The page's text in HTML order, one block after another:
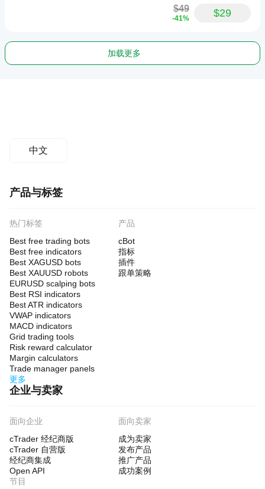
$49
-41% $29
加载更多
中文
产品与标签
热门标签
Best free trading bots
Best free indicators
Best XAGUSD bots
Best XAUUSD robots
EURUSD scalping bots
Best RSI indicators
Best ATR indicators
VWAP indicators
MACD indicators
Grid trading tools
Risk reward calculator
Margin calculators
Trade manager panels
更多
产品
cBot
指标
插件
跟单策略
企业与卖家
面向企业
cTrader 经纪商版
cTrader 自营版
经纪商集成
Open API
面向卖家
成为卖家
发布产品
推广产品
成功案例
节目